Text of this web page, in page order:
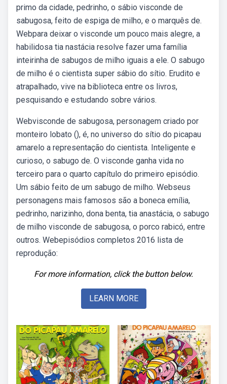
primo da cidade, pedrinho, o sábio visconde de
sabugosa, feito de espiga de milho, e o marquês de.
Webpara deixar o visconde um pouco mais alegre, a
habilidosa tia nastácia resolve fazer uma família
inteirinha de sabugos de milho iguais a ele. O sabugo
de milho é o cientista super sábio do sítio. Erudito e
atrapalhado, vive na biblioteca entre os livros,
pesquisando e estudando sobre vários.
Webvisconde de sabugosa, personagem criado por
monteiro lobato (), é, no universo do sítio do picapau
amarelo a representação do cientista. Inteligente e
curioso, o sabugo de. O visconde ganha vida no
terceiro para o quarto capítulo do primeiro episódio.
Um sábio feito de um sabugo de milho. Webseus
personagens mais famosos são a boneca emília,
pedrinho, narizinho, dona benta, tia anastácia, o sabugo
de milho visconde de sabugosa, o porco rabicó, entre
outros. Webepisódios completos 2016 lista de
reprodução:
For more information, click the button below.
LEARN MORE